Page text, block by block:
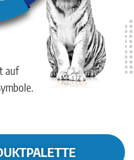
auf